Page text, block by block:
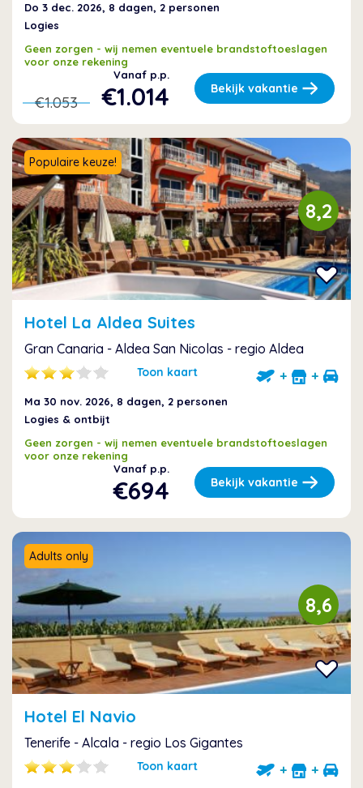
Do 3 dec. 2026, 8 dagen, 2 personen
Logies
Geen zorgen - wij nemen eventuele brandstoftoeslagen
voor onze rekening
Vanaf p.p.
€1.053 €1.014 Bekijk vakantie
Populaire keuze!
8,2
Hotel La Aldea Suites
Gran Canaria - Aldea San Nicolas - regio Aldea
Toon kaart + +
Ma 30 nov. 2026, 8 dagen, 2 personen
Logies & ontbijt
Geen zorgen - wij nemen eventuele brandstoftoeslagen
voor onze rekening
Vanaf p.p.
€694 Bekijk vakantie
Adults only
8,6
Hotel El Navio
Tenerife - Alcala - regio Los Gigantes
Toon kaart + +